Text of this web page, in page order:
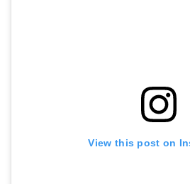
View this post on